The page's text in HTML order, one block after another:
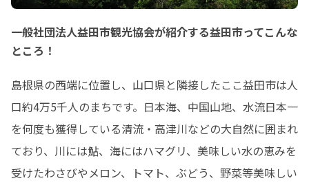
一般社団法人益田市観光協会が紹介する益田市ってこんな
ところ！
島根県の西端に位置し、山口県と隣接したここ益田市は人
口約4万5千人のまちです。日本海、中国山地、水流日本一
を何度も獲得している清流・高津川などの大自然に囲まれ
ており、川には鮎、海にはハマグリ、美味しい水の恵みを
受けたわさびやメロン、トマト、ぶどう、野菜等美味しい